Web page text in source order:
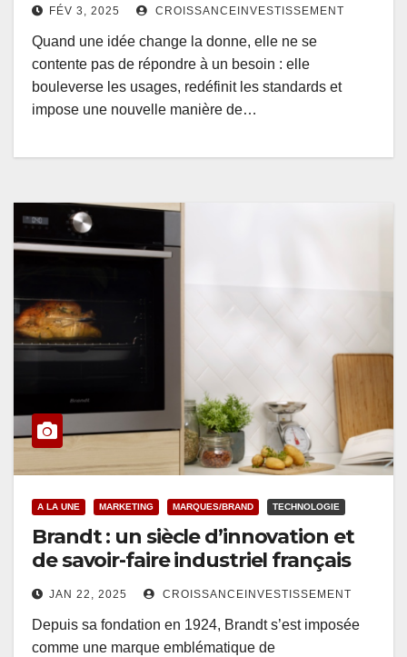
FÉV 3, 2025 CROISSANCEINVESTISSEMENT
Quand une idée change la donne, elle ne se
contente pas de répondre à un besoin : elle
bouleverse les usages, redéfinit les standards et
impose une nouvelle manière de…
A LA UNE MARKETING MARQUES/BRAND TECHNOLOGIE
Brandt : un siècle d’innovation et
de savoir-faire industriel français
JAN 22, 2025 CROISSANCEINVESTISSEMENT
Depuis sa fondation en 1924, Brandt s’est imposée
comme une marque emblématique de